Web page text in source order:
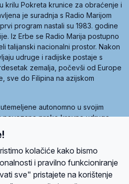
krilu Pokreta krunice za obraćenje i
je suradnja s Radio Marijom
program nastali su 1983. godine
Iz Erbe se Radio Marija postupno
talijanski nacionalni prostor. Nakon
udruge i radijske postaje s
zemalja, počevši od Europe
sve do Filipina na azijskom
autonomno u svojim
povezane preko krovne udruge
utemeljilo je sedam članica, među
Marija.
kolačiće kako bismo
i pravilno funkcioniranje
sve" pristajete na korištenje